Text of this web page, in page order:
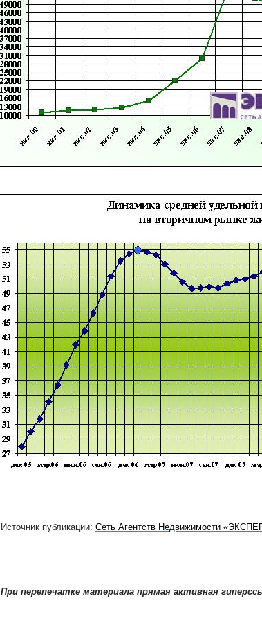
Источник публикации:Сеть Агентств Недвижимости
При перепечатке материала прямая активная